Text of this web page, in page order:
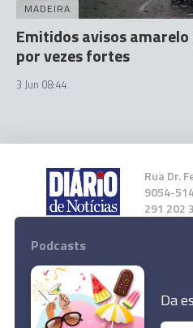
MADEIRA
Emitidos avisos
por vezes fortes
3 Jun 08:44
Rua Dr.
9054-
291 202
Instale a
Podcasts
Da